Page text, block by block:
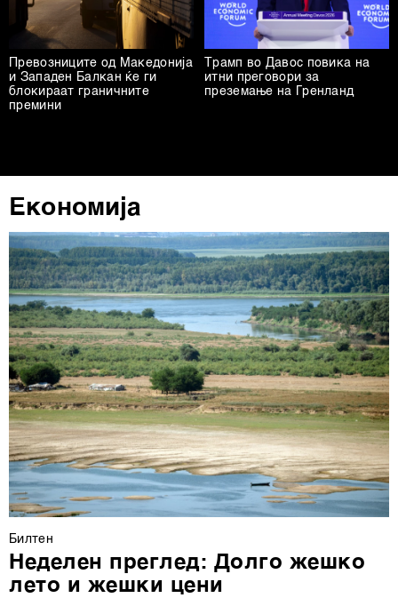
Превозниците од Македонија
и Западен Балкан ќе ги
блокираат граничните
премини
Трамп во Давос повика на
итни преговори за
преземање на Гренланд
Економија
Билтен
Неделен преглед: Долго жешко
лето и жешки цени